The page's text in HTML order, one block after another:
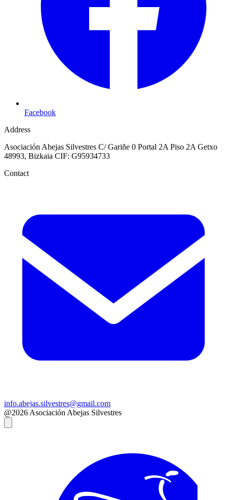
Facebook
Address
Asociación Abejas Silvestres C/ Gariñe 0 Portal 2A Piso 2A Getxo
48993, Bizkaia CIF: G95934733
Contact
info.abejas.silvestres@gmail.com
@2026 Asociación Abejas Silvestres